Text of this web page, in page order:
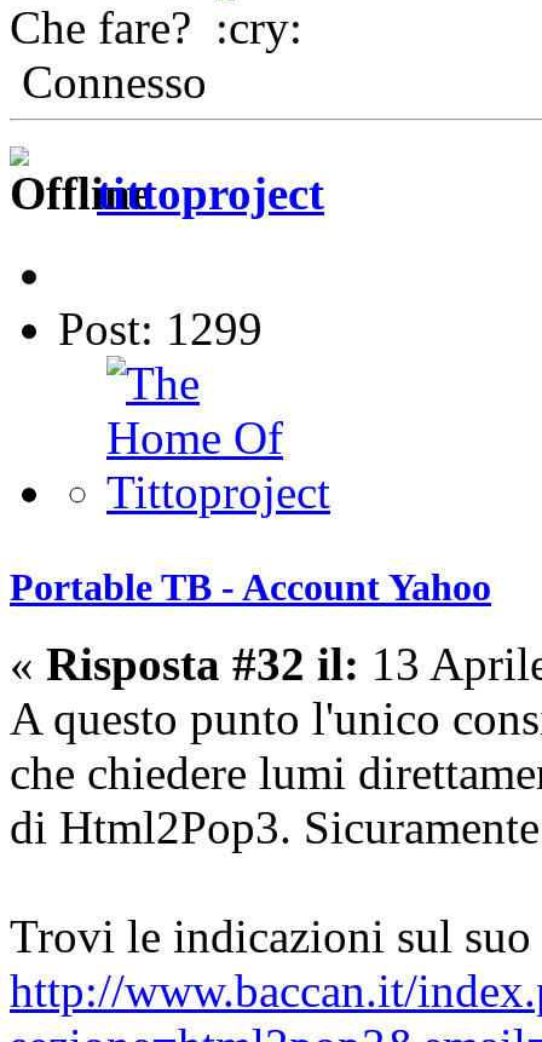
Che fare?
Connesso
tittoproject
Post: 1299
Portable TB - Account Yahoo
« Risposta #32 il: 13
A questo punto l'unico
che chiedere lumi
di Html2Pop3.
Trovi le indicazioni sul
http://www.baccan.it/